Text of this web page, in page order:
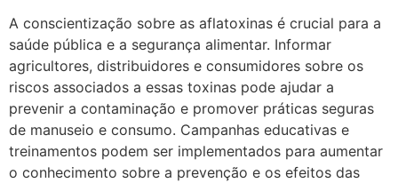
A conscientização sobre as aflatoxinas é crucial para a
saúde pública e a segurança alimentar. Informar
agricultores, distribuidores e consumidores sobre os
riscos associados a essas toxinas pode ajudar a
prevenir a contaminação e promover práticas seguras
de manuseio e consumo. Campanhas educativas e
treinamentos podem ser implementados para aumentar
o conhecimento sobre a prevenção e os efeitos das